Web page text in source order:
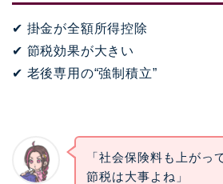
✔ 掛金が全額所得控除
✔ 節税効果が大きい
✔ 老後専用の“強制積立”
「社会保険料も上がっ
節税は大事よね」